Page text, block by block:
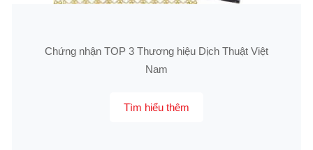
Chứng nhận TOP 3 Thương hiệu Dịch Thuật Việt
Nam
Tìm hiểu thêm